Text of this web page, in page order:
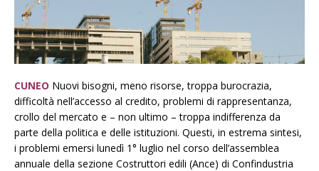
CUNEO Nuovi bisogni, meno risorse, troppa burocrazia,
difficoltà nell’accesso al credito, problemi di rappresentanza,
crollo del mercato e – non ultimo – troppa indifferenza da
parte della politica e delle istituzioni. Questi, in estrema sintesi,
i problemi emersi lunedì 1° luglio nel corso dell’assemblea
annuale della sezione Costruttori edili (Ance) di Confindustria